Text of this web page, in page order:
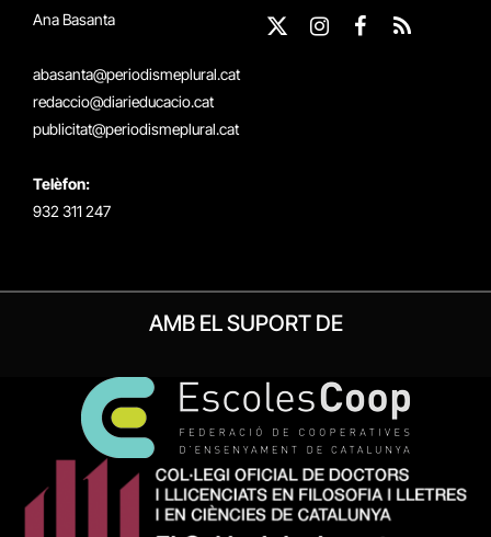
Ana Basanta
abasanta@periodismeplural.cat
redaccio@diarieducacio.cat
publicitat@periodismeplural.cat
Telèfon:
932 311 247
X
InstagramFacebook
RSS
AMB EL SUPORT DE